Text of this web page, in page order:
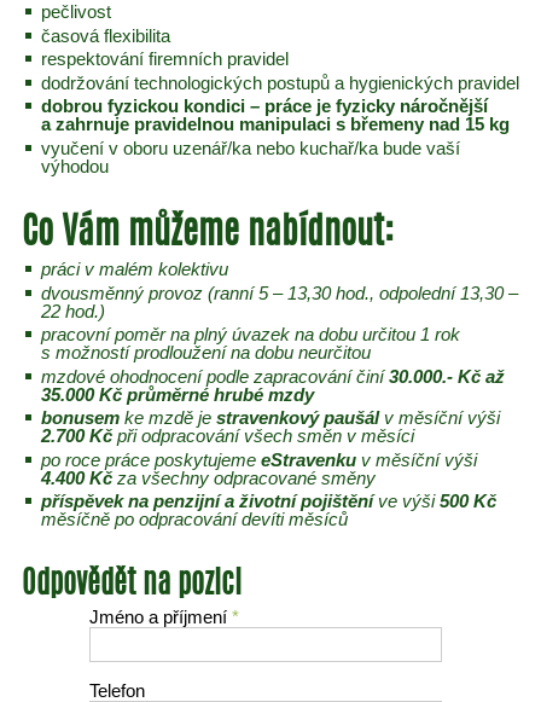
pečlivost
časová flexibilita
respektování firemních pravidel
dodržování technologických postupů a hygienických pravidel
dobrou fyzickou kondici – práce je fyzicky náročnější
a zahrnuje pravidelnou manipulaci s břemeny nad 15 kg
vyučení v oboru uzenář/ka nebo kuchař/ka bude vaší
výhodou
Co Vám můžeme nabídnout:
práci v malém kolektivu
dvousměnný provoz (ranní 5 – 13,30 hod., odpolední 13,30 –
22 hod.)
pracovní poměr na plný úvazek na dobu určitou 1 rok
s možností prodloužení na dobu neurčitou
mzdové ohodnocení podle zapracování činí30.000.- Kč až
35.000 Kč průměrné hrubé mzdy
bonusem ke mzdě je stravenkový paušálv měsíční výši
2.700 Kčpři odpracování všech směn v měsíci
po roce práce poskytujeme eStravenkuv měsíční výši
4.400 Kčza všechny odpracované směny
příspěvek na penzijní a životní pojištěníve výši500 Kč
měsíčně po odpracování devíti měsíců
Odpovědět na pozici
Jméno a příjmení *
Telefon